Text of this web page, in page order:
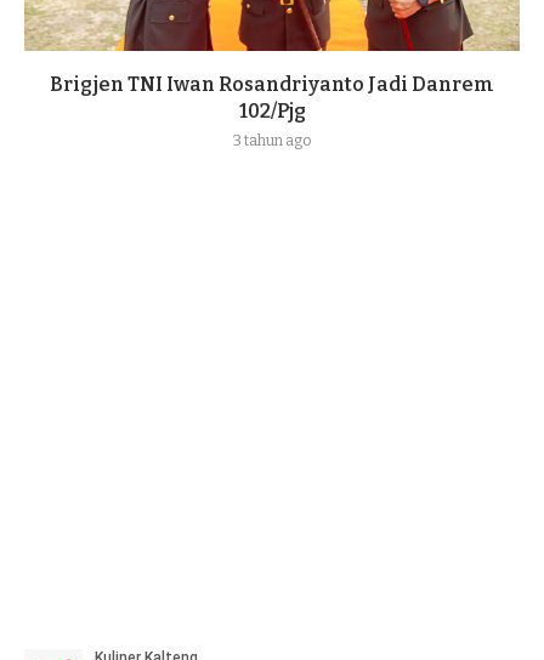
Brigjen TNI Iwan Rosandriyanto Jadi Danrem
102/Pjg
3 tahun ago